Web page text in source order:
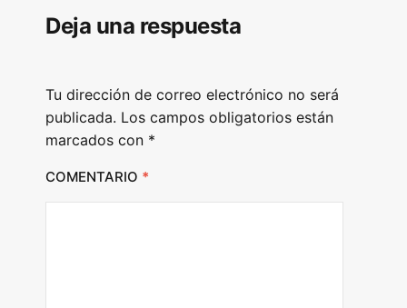
a
r
Deja una respuesta
Tu dirección de correo electrónico no será
publicada. Los campos obligatorios están
marcados con *
COMENTARIO *